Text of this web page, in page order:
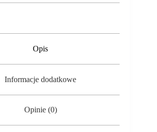
Opis
Informacje dodatkowe
Opinie (0)